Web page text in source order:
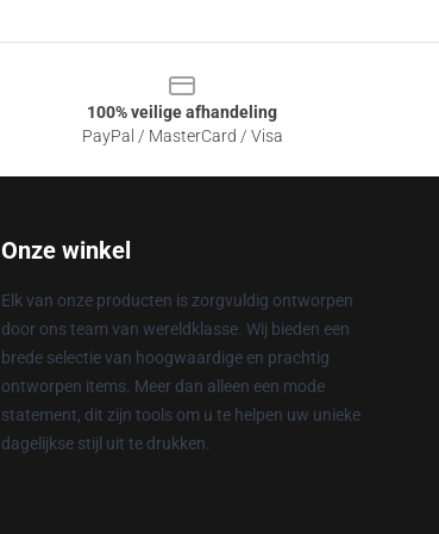
100% veilige afhandeling
PayPal / MasterCard / Visa
Onze winkel
Elk van onze producten is zorgvuldig ontworpen
door ons team van wereldklasse. Wij bieden een
brede selectie van hoogwaardige en prachtig
ontworpen items. Meer dan alleen een mode
statement, dit zijn tools om u te helpen uw unieke
dagelijkse stijl uit te drukken.